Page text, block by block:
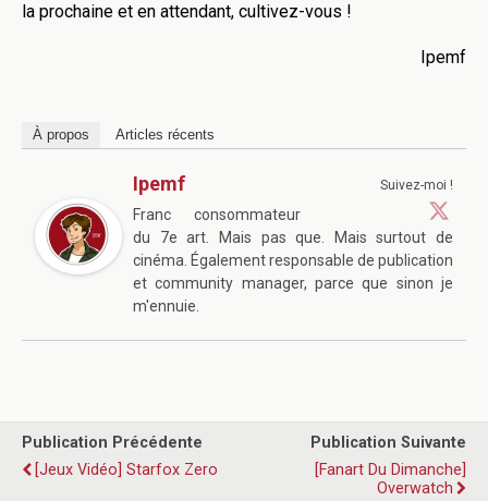
la prochaine et en attendant, cultivez-vous !
Ipemf
À propos Articles récents
Suivez-moi !
Ipemf
Franc consommateur
du 7e art. Mais pas que. Mais surtout de
cinéma. Également responsable de publication
et community manager, parce que sinon je
m'ennuie.
Publication Précédente
[Jeux Vidéo] Starfox Zero
Publication Suivante
[Fanart Du Dimanche]
Overwatch